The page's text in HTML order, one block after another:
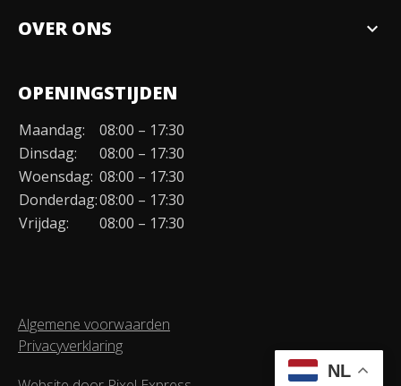
OVER ONS expand_more
Organisatie
Duurzaamheid
Werken bij
Contact
OPENINGSTIJDEN
Maandag:
08:00 – 17:30
Dinsdag:
08:00 – 17:30
Woensdag: 08:00 – 17:30
Donderdag:08:00 – 17:30
Vrijdag:
08:00 – 17:30
Algemene voorwaarden
Privacyverklaring
NL